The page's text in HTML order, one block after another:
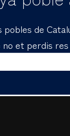
pobles de
et perdis